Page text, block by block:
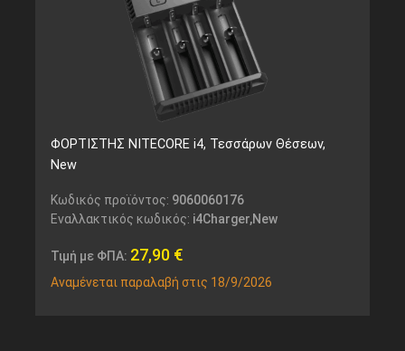
ΦΟΡΤΙΣΤΗΣ NITECORE i4, Τεσσάρων Θέσεων,
New
Κωδικός προϊόντος: 9060060176
Εναλλακτικός κωδικός: i4Charger,New
Τιμή με ΦΠΑ: 27,90 €
Αναμένεται παραλαβή στις 18/9/2026